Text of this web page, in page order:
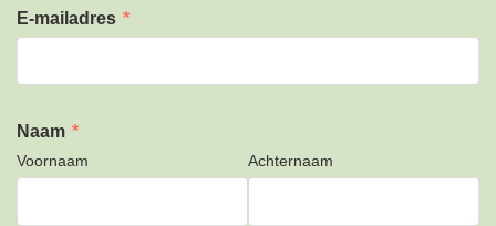
E-mailadres *
Naam *
Voornaam Achternaam